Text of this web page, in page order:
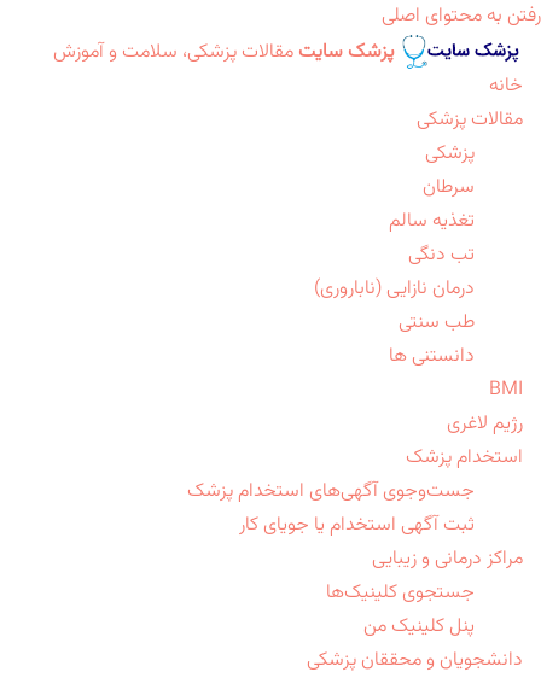
رفتن به محتوای اصلی
پزشک سایت مقالات پزشکی، سلامت و آموزش
خانه
مقالات پزشکی
پزشکی
سرطان
تغذیه سالم
تب دنگی
درمان نازایی (ناباروری)
طب سنتی
دانستنی ها
BMI
رژیم لاغری
استخدام پزشک
جست‌وجوی آگهی‌های استخدام پزشک
ثبت آگهی استخدام یا جویای کار
مراکز درمانی و زیبایی
جستجوی کلینیک‌ها
پنل کلینیک من
دانشجویان و محققان پزشکی